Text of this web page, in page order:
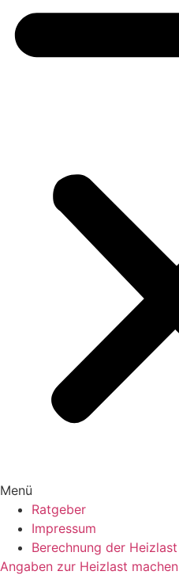
Menü
Ratgeber
Impressum
Berechnung der Heizlast
Angaben zur Heizlast machen